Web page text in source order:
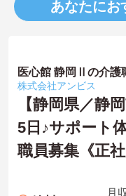
あなたにお
医心館 静岡Ⅱの介護
株式会社アンビス
【静岡県／静
5日♪サポート
職員募集《正